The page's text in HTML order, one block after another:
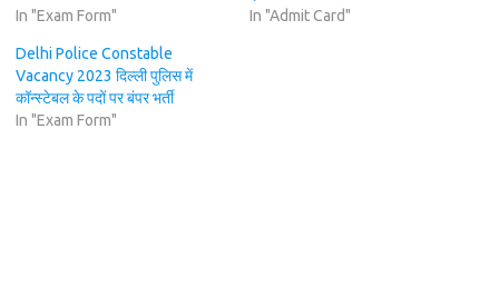
In "Exam Form"
In "Admit Card"
Delhi Police Constable
Vacancy 2023 दिल्ली पुलिस में
कॉन्स्टेबल के पदों पर बंपर भर्ती
In "Exam Form"